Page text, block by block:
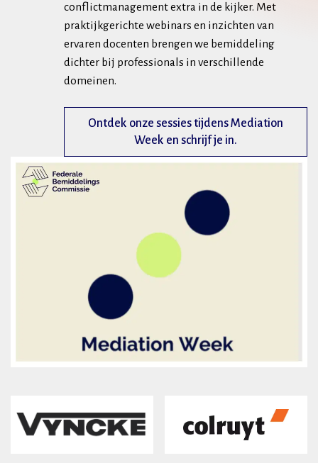
conflictmanagement extra in de kijker. Met
praktijkgerichte webinars en inzichten van
ervaren docenten brengen we bemiddeling
dichter bij professionals in verschillende
domeinen.
Ontdek onze sessies tijdens Mediation
Week en schrijf je in.